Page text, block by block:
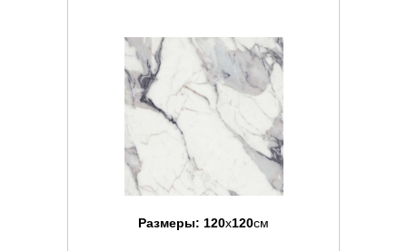
Размеры: 120x120см